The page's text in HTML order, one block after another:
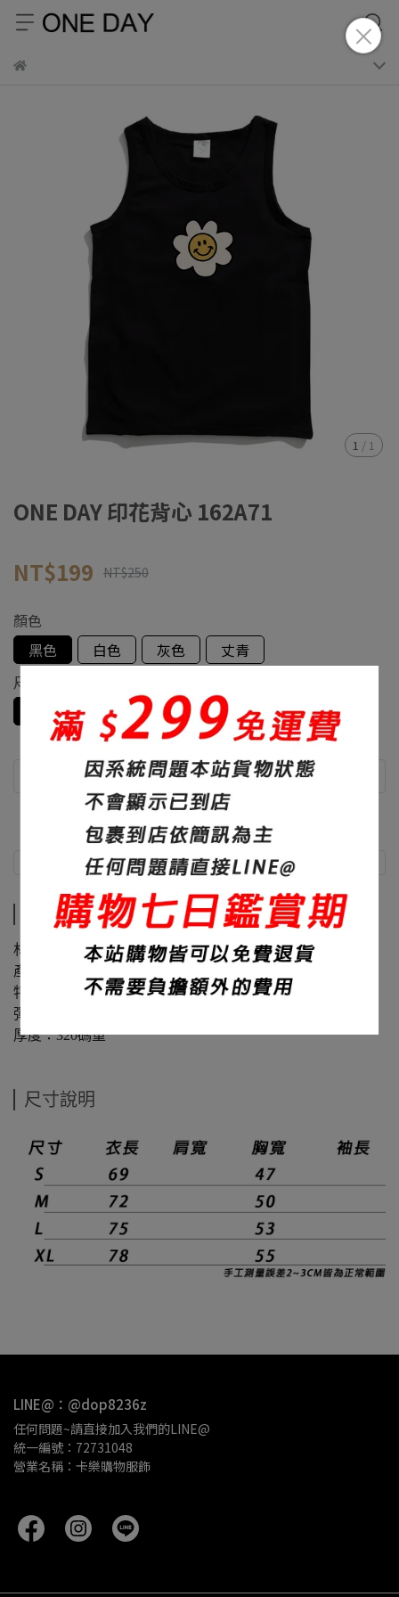
1 / 1
ONE DAY 印花背心 162A71
NT$199 NT$250
顏色
黑色
白色 灰色
丈青
尺寸
M L XL
商品介紹 尺寸說明
商品介紹
材質：60%棉+40%聚酯纖維
產地：台灣
特色：修身、布料滑順
彈性：微
厚度：320碼重
尺寸說明
LINE@：@dop8236z
任何問題~請直接加入我們的LINE@
統一編號：72731048
營業名稱：卡樂購物服飾